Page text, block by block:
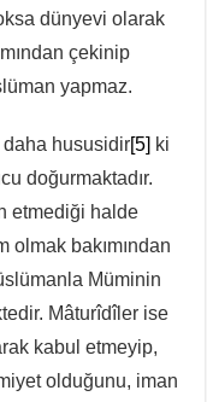
dünyevi olarak
çekinip
yapmaz.
daha hususidir[5] ki
doğurmaktadır.
etmediği halde
olmak bakımından
Müminin
Mâturîdîler ise
kabul etmeyip,
olduğunu, iman